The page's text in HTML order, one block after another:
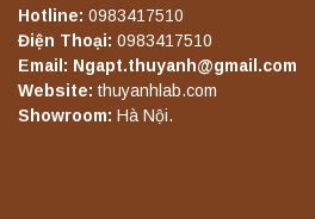
Hotline: 0983417510
Điện Thoại: 0983417510
Email: Ngapt.thuyanh@gmail.com
Website: thuyanhlab.com
Showroom: Hà Nội.